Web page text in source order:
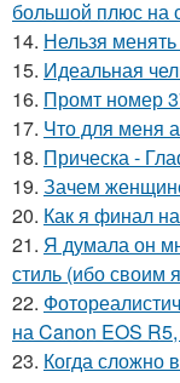
большой плюс на
14. Нельзя
15. Идеальная
16. Промт номер
17. Что для меня
18. Прическа -
19. Зачем
20. Как я финал
21. Я думала он
стиль (ибо своим
22.
на Canon EOS
23. Когда сложно